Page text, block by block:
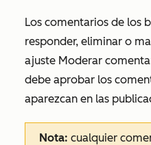
Los comentarios de los
responder, eliminar o
ajuste Moderar
debe aprobar los
aparezcan en las
Nota: cualquier